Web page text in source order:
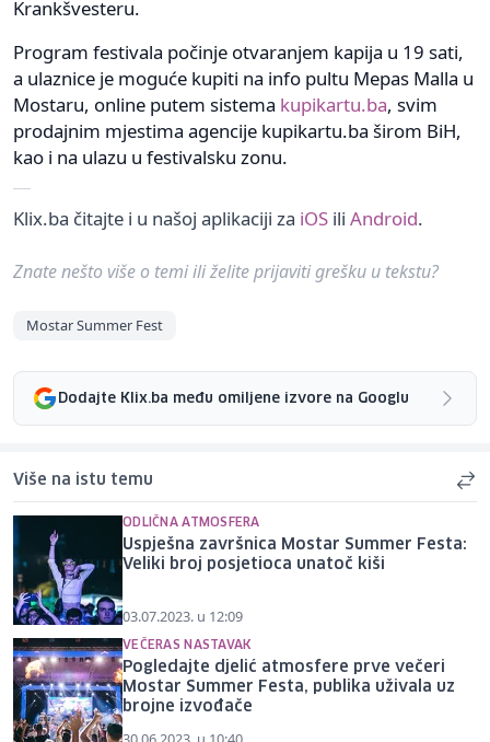
Krankšvesteru.
Program festivala počinje otvaranjem kapija u 19 sati,
a ulaznice je moguće kupiti na info pultu Mepas Malla u
Mostaru, online putem sistema kupikartu.ba, svim
prodajnim mjestima agencije kupikartu.ba širom BiH,
kao i na ulazu u festivalsku zonu.
Klix.ba čitajte i u našoj aplikaciji za iOS ili Android.
Znate nešto više o temi ili želite prijaviti grešku u tekstu?
Mostar Summer Fest
Dodajte Klix.ba među omiljene izvore na Googlu
Više na istu temu
ODLIČNA ATMOSFERA
Uspješna završnica Mostar Summer Festa:
Veliki broj posjetioca unatoč kiši
03.07.2023. u 12:09
VEČERAS NASTAVAK
Pogledajte djelić atmosfere prve večeri
Mostar Summer Festa, publika uživala uz
brojne izvođače